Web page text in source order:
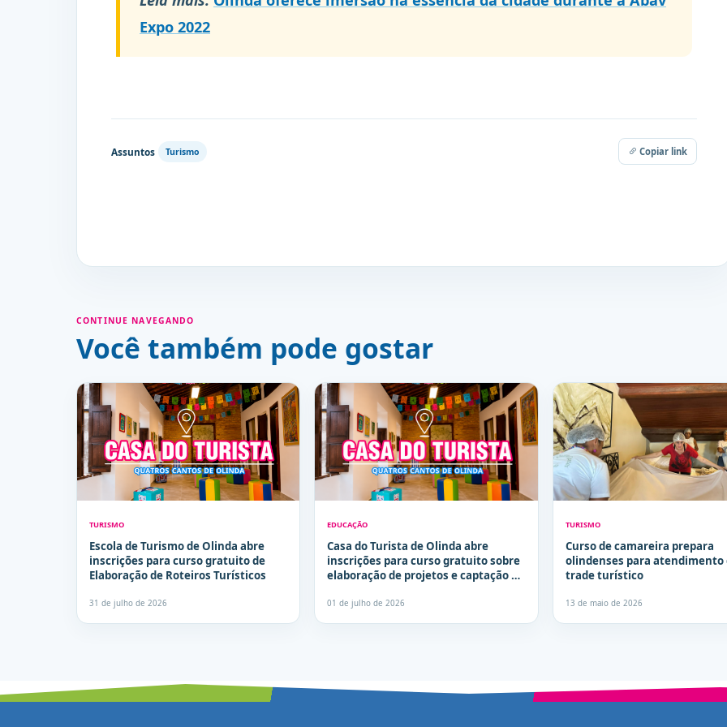
Expo 2022
Assuntos Turismo Copiar link
CONTINUE NAVEGANDO
Você também pode gostar
TURISMO
Escola de Turismo de Olinda abre
inscrições para curso gratuito de
Elaboração de Roteiros Turísticos
31 de julho de 2026
EDUCAÇÃO
Casa do Turista de Olinda abre
inscrições para curso gratuito sobre
elaboração de projetos e captação de
01 de julho de 2026
TURISMO
Curso de camareira prepara
olindenses para atendimento
trade turístico
13 de maio de 2026